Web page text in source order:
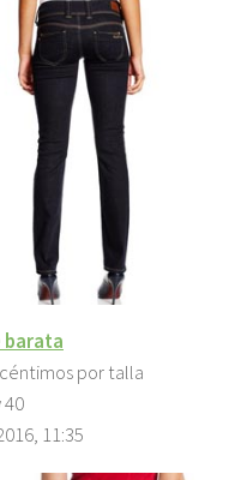
barata
por talla
40
11:35